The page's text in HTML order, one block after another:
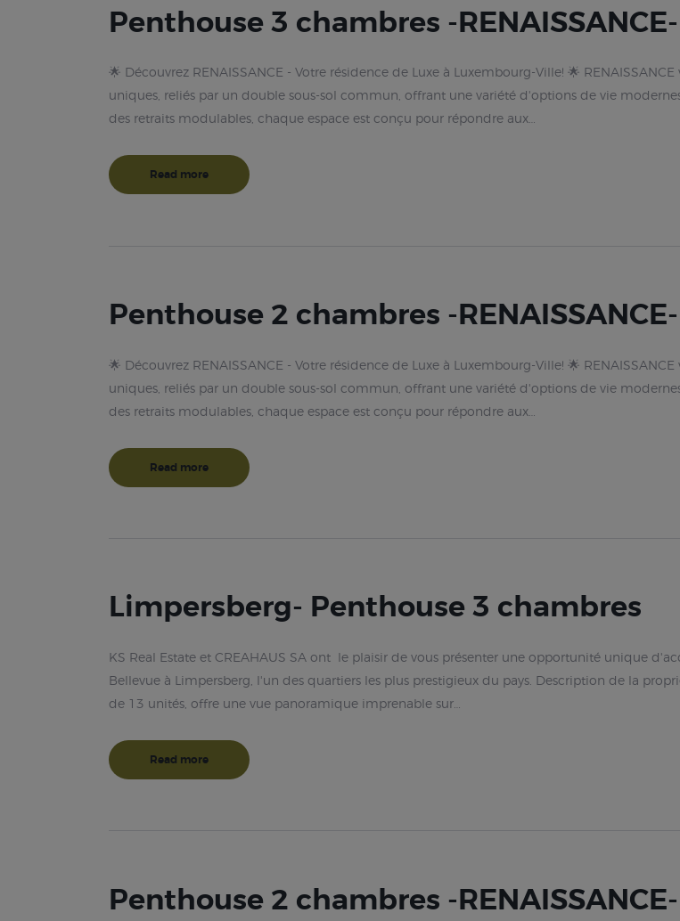
Penthouse 3 chambres -
🌟 Découvrez RENAISSANCE - Votre résidence de Luxe à Luxembourg-Ville! 🌟
uniques, reliés par un double sous-sol commun, offrant une variété d'options de vie
des retraits modulables, chaque espace est conçu pour répondre aux…
Read more
Penthouse 2 chambres -
🌟 Découvrez RENAISSANCE - Votre résidence de Luxe à Luxembourg-Ville! 🌟
uniques, reliés par un double sous-sol commun, offrant une variété d'options de vie
des retraits modulables, chaque espace est conçu pour répondre aux…
Read more
Limpersberg- Penthouse 3 chambres
KS Real Estate et CREAHAUS SA ont le plaisir de vous présenter une opportunité unique
Bellevue à Limpersberg, l'un des quartiers les plus prestigieux du pays. Description de la
de 13 unités, offre une vue panoramique imprenable sur…
Read more
Penthouse 2 chambres -